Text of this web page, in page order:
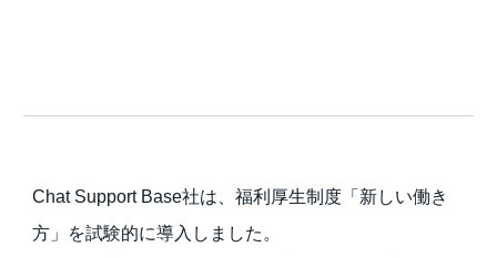
Chat Support Base社は、福利厚生制度「新しい働き
方」を試験的に導入しました。